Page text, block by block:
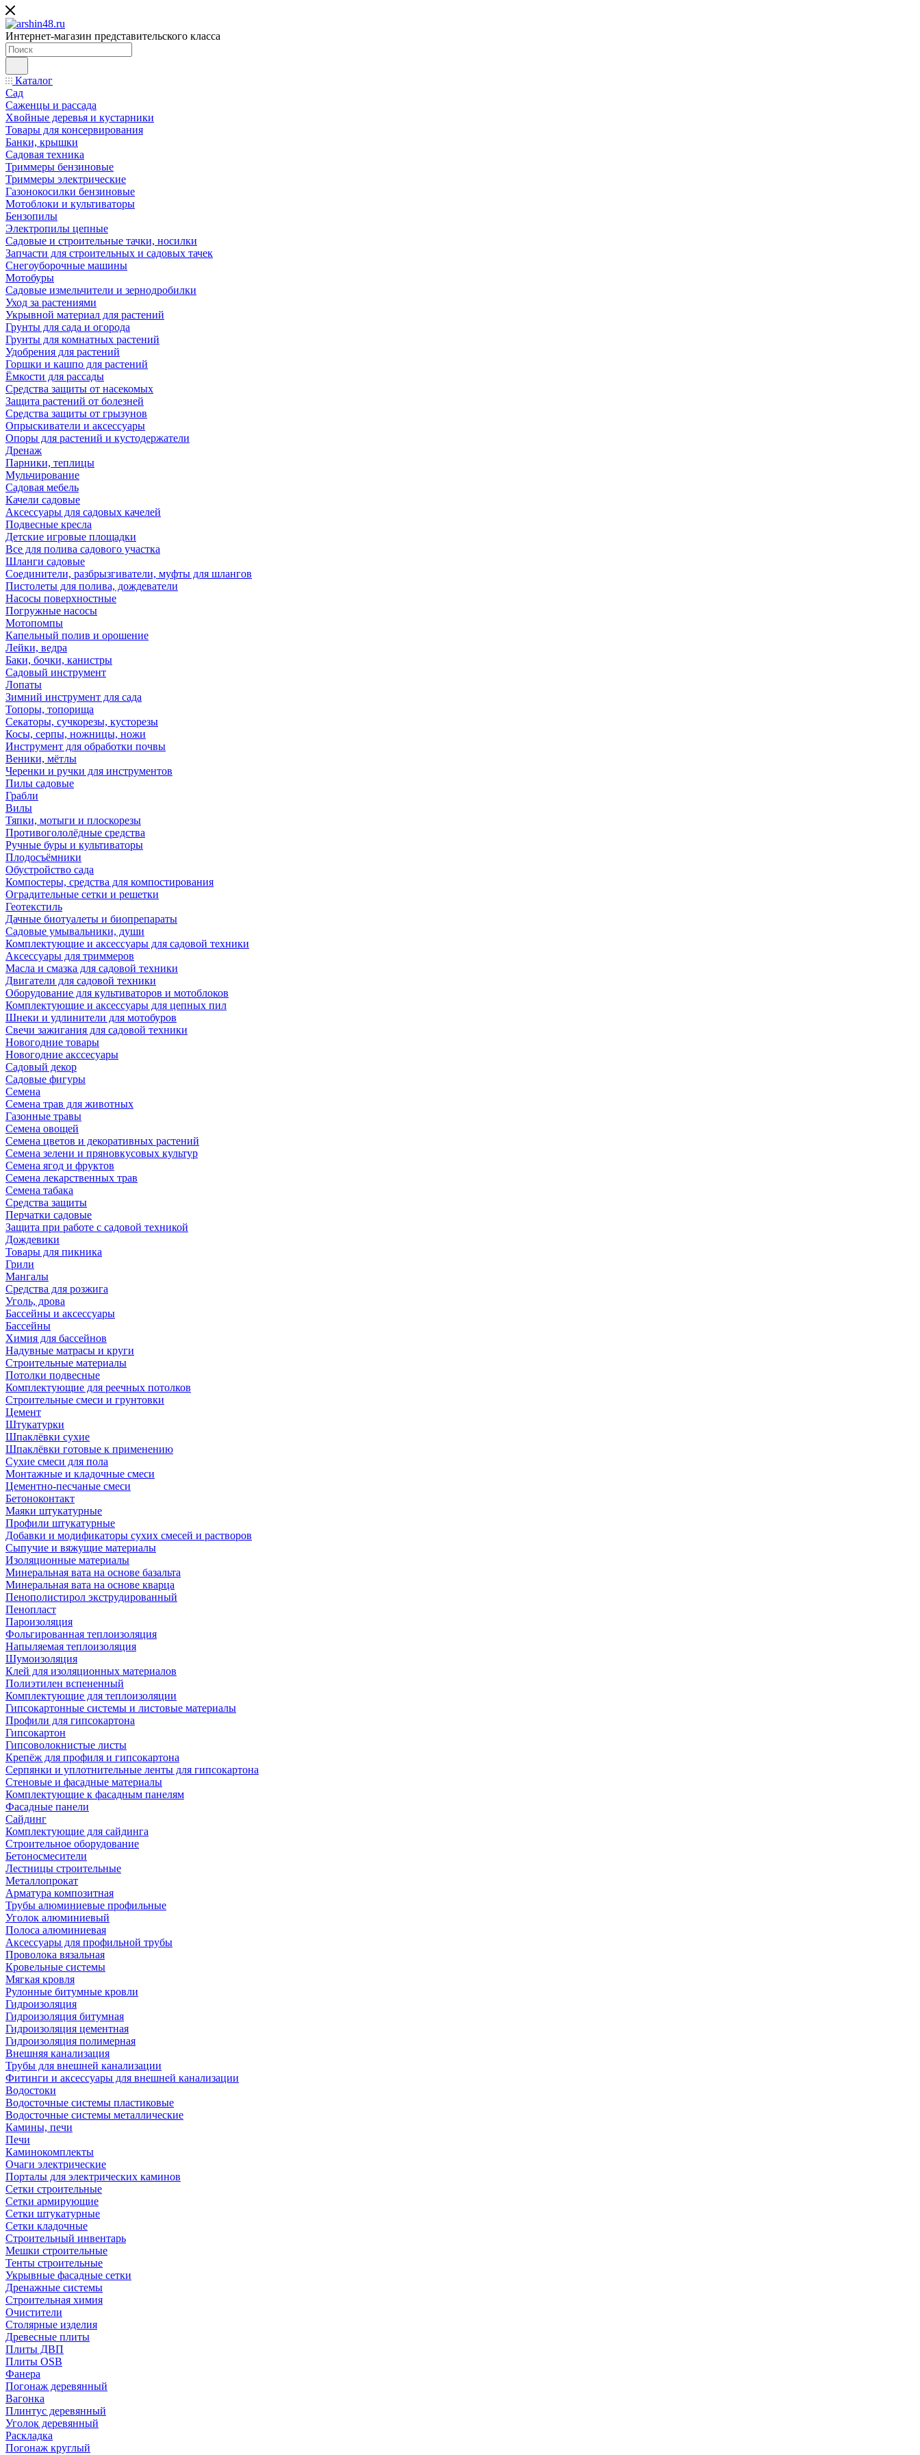
Интернет-магазин представительского класса
Каталог
Сад
Саженцы и рассада
Хвойные деревья и кустарники
Товары для консервирования
Банки, крышки
Садовая техника
Триммеры бензиновые
Триммеры электрические
Газонокосилки бензиновые
Мотоблоки и культиваторы
Бензопилы
Электропилы цепные
Садовые и строительные тачки, носилки
Запчасти для строительных и садовых тачек
Снегоуборочные машины
Мотобуры
Садовые измельчители и зернодробилки
Уход за растениями
Укрывной материал для растений
Грунты для сада и огорода
Грунты для комнатных растений
Удобрения для растений
Горшки и кашпо для растений
Ёмкости для рассады
Средства защиты от насекомых
Защита растений от болезней
Средства защиты от грызунов
Опрыскиватели и аксессуары
Опоры для растений и кустодержатели
Дренаж
Парники, теплицы
Мульчирование
Садовая мебель
Качели садовые
Аксессуары для садовых качелей
Подвесные кресла
Детские игровые площадки
Все для полива садового участка
Шланги садовые
Соединители, разбрызгиватели, муфты для шлангов
Пистолеты для полива, дождеватели
Насосы поверхностные
Погружные насосы
Мотопомпы
Капельный полив и орошение
Лейки, ведра
Баки, бочки, канистры
Садовый инструмент
Лопаты
Зимний инструмент для сада
Топоры, топорища
Секаторы, сучкорезы, кусторезы
Косы, серпы, ножницы, ножи
Инструмент для обработки почвы
Веники, мётлы
Черенки и ручки для инструментов
Пилы садовые
Грабли
Вилы
Тяпки, мотыги и плоскорезы
Противогололёдные средства
Ручные буры и культиваторы
Плодосъёмники
Обустройство сада
Компостеры, средства для компостирования
Оградительные сетки и решетки
Геотекстиль
Дачные биотуалеты и биопрепараты
Садовые умывальники, души
Комплектующие и аксессуары для садовой техники
Аксессуары для триммеров
Масла и смазка для садовой техники
Двигатели для садовой техники
Оборудование для культиваторов и мотоблоков
Комплектующие и аксессуары для цепных пил
Шнеки и удлинители для мотобуров
Свечи зажигания для садовой техники
Новогодние товары
Новогодние акссесуары
Садовый декор
Садовые фигуры
Семена
Семена трав для животных
Газонные травы
Семена овощей
Семена цветов и декоративных растений
Семена зелени и пряновкусовых культур
Семена ягод и фруктов
Семена лекарственных трав
Семена табака
Средства защиты
Перчатки садовые
Защита при работе с садовой техникой
Дождевики
Товары для пикника
Грили
Мангалы
Средства для розжига
Уголь, дрова
Бассейны и аксессуары
Бассейны
Химия для бассейнов
Надувные матрасы и круги
Строительные материалы
Потолки подвесные
Комплектующие для реечных потолков
Строительные смеси и грунтовки
Цемент
Штукатурки
Шпаклёвки сухие
Шпаклёвки готовые к применению
Сухие смеси для пола
Монтажные и кладочные смеси
Цементно-песчаные смеси
Бетоноконтакт
Маяки штукатурные
Профили штукатурные
Добавки и модификаторы сухих смесей и растворов
Сыпучие и вяжущие материалы
Изоляционные материалы
Минеральная вата на основе базальта
Минеральная вата на основе кварца
Пенополистирол экструдированный
Пенопласт
Пароизоляция
Фольгированная теплоизоляция
Напыляемая теплоизоляция
Шумоизоляция
Клей для изоляционных материалов
Полиэтилен вспененный
Комплектующие для теплоизоляции
Гипсокартонные системы и листовые материалы
Профили для гипсокартона
Гипсокартон
Гипсоволокнистые листы
Крепёж для профиля и гипсокартона
Серпянки и уплотнительные ленты для гипсокартона
Стеновые и фасадные материалы
Комплектующие к фасадным панелям
Фасадные панели
Сайдинг
Комплектующие для сайдинга
Строительное оборудование
Бетоносмесители
Лестницы строительные
Металлопрокат
Арматура композитная
Трубы алюминиевые профильные
Уголок алюминиевый
Полоса алюминиевая
Аксессуары для профильной трубы
Проволока вязальная
Кровельные системы
Мягкая кровля
Рулонные битумные кровли
Гидроизоляция
Гидроизоляция битумная
Гидроизоляция цементная
Гидроизоляция полимерная
Внешняя канализация
Трубы для внешней канализации
Фитинги и аксессуары для внешней канализации
Водостоки
Водосточные системы пластиковые
Водосточные системы металлические
Камины, печи
Печи
Каминокомплекты
Очаги электрические
Порталы для электрических каминов
Сетки строительные
Сетки армирующие
Сетки штукатурные
Сетки кладочные
Строительный инвентарь
Мешки строительные
Тенты строительные
Укрывные фасадные сетки
Дренажные системы
Строительная химия
Очистители
Столярные изделия
Древесные плиты
Плиты ДВП
Плиты OSB
Фанера
Погонаж деревянный
Вагонка
Плинтус деревянный
Уголок деревянный
Раскладка
Погонаж круглый